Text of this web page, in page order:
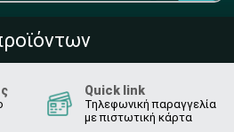
Quick link
Τηλεφωνική παραγγελία
με πιστωτική κάρτα